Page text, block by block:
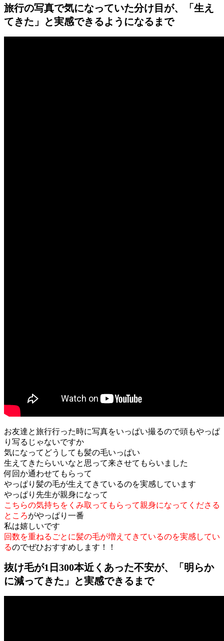
旅行の写真で気になっていた分け目が、「生え
てきた」と実感できるようになるまで
お友達と旅行行った時に写真をいっぱい撮るので頭もやっぱ
り写るじゃないですか
気になってどうしても髪の毛いっぱい
生えてきたらいいなと思って来させてもらいました
何回か通わせてもらって
やっぱり髪の毛が生えてきているのを実感しています
やっぱり先生が親身になって
こちらの気持ちをくみ取ってもらって親身になってくださる
ところがやっぱり一番
私は嬉しいです
回数を重ねるごとに髪の毛が増えてきているのを実感してい
るのでぜひおすすめします！！
抜け毛が1日300本近くあった不安が、「明らか
に減ってきた」と実感できるまで